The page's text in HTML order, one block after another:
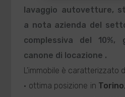
lavaggio autovetture,
a nota azienda del
complessiva del 10%,
canone di locazione .
L'immobile è caratterizzato
· ottima posizione in Torino